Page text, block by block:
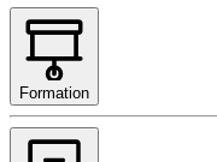
Formation